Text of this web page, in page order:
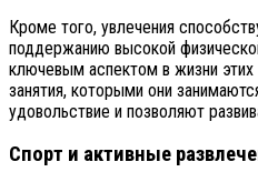
Кроме того, увлечения
поддержанию высокой
ключевым аспектом в жизни
занятия, которыми они
удовольствие и позволяют
Спорт и активные